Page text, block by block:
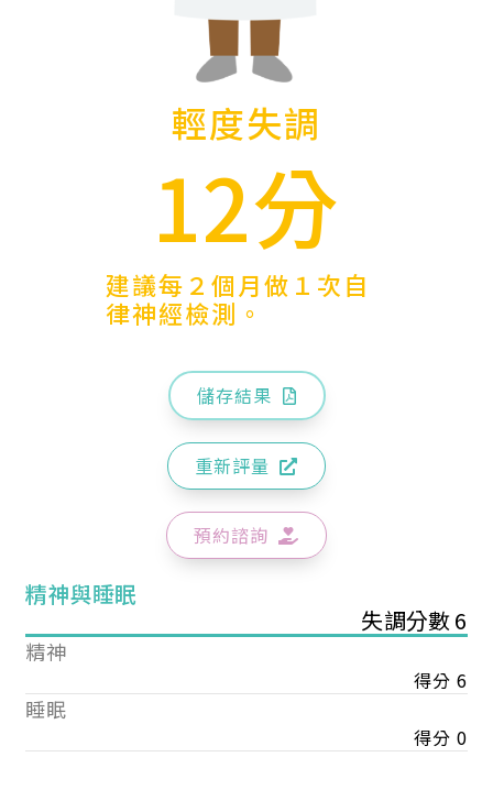
輕度失調
12分
建議每２個月做１次自
律神經檢測。
儲存結果
重新評量
預約諮詢
精神與睡眠
失調分數 6
精神
得分 6
睡眠
得分 0